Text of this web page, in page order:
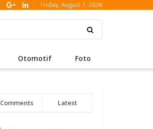
Friday, August 7, 2026
Otomotif Foto
Comments Latest